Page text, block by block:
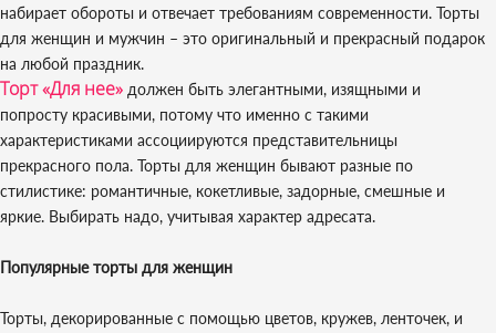
набирает обороты и отвечает требованиям современности. Торты
для женщин и мужчин – это оригинальный и прекрасный подарок
на любой праздник.
Торт «Для нее» должен быть элегантными, изящными и
попросту красивыми, потому что именно с такими
характеристиками ассоциируются представительницы
прекрасного пола. Торты для женщин бывают разные по
стилистике: романтичные, кокетливые, задорные, смешные и
яркие. Выбирать надо, учитывая характер адресата.
Популярные торты для женщин
Торты, декорированные с помощью цветов, кружев, ленточек, и